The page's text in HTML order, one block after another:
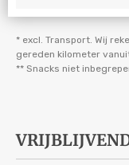
* excl. Transport. Wij
gereden kilometer
** Snacks niet